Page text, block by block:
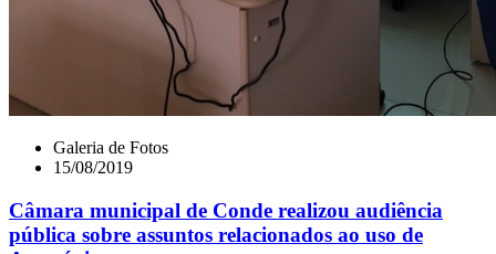
Galeria de Fotos
15/08/2019
Câmara municipal de Conde realizou audiência
pública sobre assuntos relacionados ao uso de